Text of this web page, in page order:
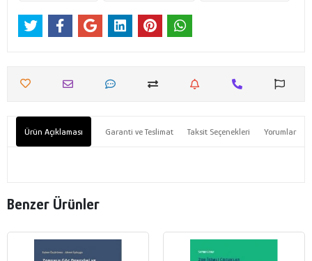
Ürün Açıklaması Garanti ve Teslimat Taksit Seçenekleri Yorumlar
Benzer Ürünler